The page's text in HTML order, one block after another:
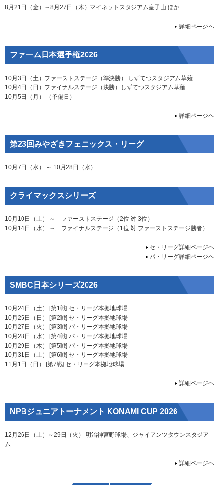
8月21日（金）～8月27日（木）マイネットスタジアム皇子山 ほか
詳細ページヘ
ファーム日本選手権2026
10月3日（土）ファーストステージ（準決勝） しずてつスタジアム草薙
10月4日（日）ファイナルステージ（決勝）しずてつスタジアム草薙
10月5日（月） （予備日）
詳細ページヘ
第23回みやざきフェニックス・リーグ
10月7日（水） ～ 10月28日（水）
クライマックスシリーズ
10月10日（土） ～ ファーストステージ（2位 対 3位）
10月14日（水） ～ ファイナルステージ（1位 対 ファーストステージ勝者）
セ・リーグ詳細ページヘ
パ・リーグ詳細ページヘ
SMBC日本シリーズ2026
10月24日（土） [第1戦] セ・リーグ本拠地球場
10月25日（日） [第2戦] セ・リーグ本拠地球場
10月27日（火） [第3戦] パ・リーグ本拠地球場
10月28日（水） [第4戦] パ・リーグ本拠地球場
10月29日（木） [第5戦] パ・リーグ本拠地球場
10月31日（土） [第6戦] セ・リーグ本拠地球場
11月1日（日） [第7戦] セ・リーグ本拠地球場
詳細ページヘ
NPBジュニアトーナメント KONAMI CUP 2026
12月26日（土）～29日（火） 明治神宮野球場、ジャイアンツタウンスタジア
ム
詳細ページヘ